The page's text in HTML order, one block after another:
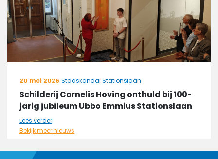
20 mei 2026 Stadskanaal Stationslaan
Schilderij Cornelis Hoving onthuld bij 100-
jarig jubileum Ubbo Emmius Stationslaan
Lees verder
Bekijk meer nieuws